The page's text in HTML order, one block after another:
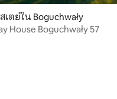
ก 5, 49 รีวิว
เตย์ใน Boguchwały
House Boguchwały 57